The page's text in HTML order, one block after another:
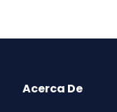
Acerca De